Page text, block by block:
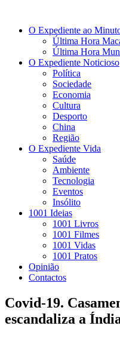
O Expediente ao
Última Hora
Última Hora
O Expediente Noticioso
Política
Sociedade
Economia
Cultura
Desporto
China
Região
O Expediente Vida
Saúde
Ambiente
Tecnologia
Eventos
Insólito
1001 Ideias
1001 Livros
1001 Filmes
1001 Vidas
1001 Pratos
Opinião
Contactos
Covid-19.
escandaliza a